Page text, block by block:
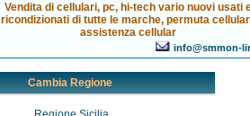
Vendita di cellulari, pc, hi-tech vario nuovi usati
ricondizionati di tutte le marche, permuta
assistenza cellular
info@smmon-
Cambia Regione